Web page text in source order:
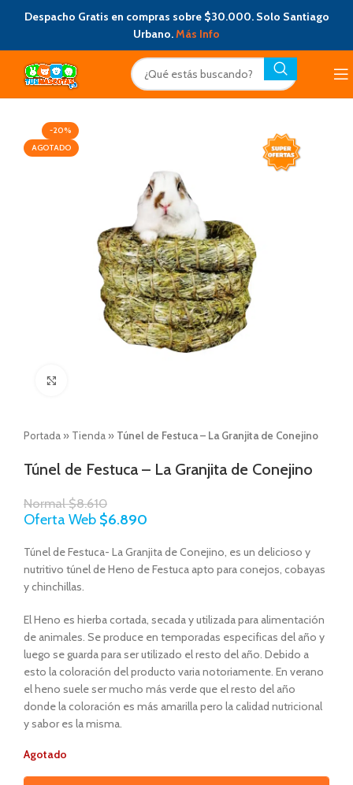
Despacho Gratis en compras sobre $30.000. Solo Santiago
Urbano.Más Info
-20%
AGOTADO
Portada » Tienda » Túnel de Festuca – La Granjita de Conejino
Túnel de Festuca – La Granjita de Conejino
Normal$8.610
Oferta Web $6.890
Túnel de Festuca- La Granjita de Conejino, es un delicioso y
nutritivo túnel de Heno de Festuca apto para conejos, cobayas
y chinchillas.
El Heno es hierba cortada, secada y utilizada para alimentación
de animales. Se produce en temporadas especificas del año y
luego se guarda para ser utilizado el resto del año. Debido a
esto la coloración del producto varia notoriamente. En verano
el heno suele ser mucho más verde que el resto del año
donde la coloración es más amarilla pero la calidad nutricional
y sabor es la misma.
Agotado